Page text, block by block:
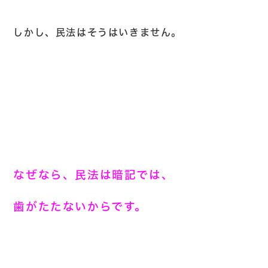
しかし、民法はそうはいきません。
なぜなら、民法は暗記では、
歯がたたないからです。